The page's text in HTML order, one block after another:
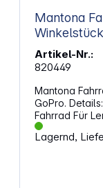
Mantona
Artikel-Nr.:
820449
Mantona
GoPro. Details: Zur Befestigung der GoPro am
Fahrrad Für Lenker und Rohre bis max 4 cm
Durchmesser Inklusive verstellbarem Winkelstück
für die optimale
Lagernd,